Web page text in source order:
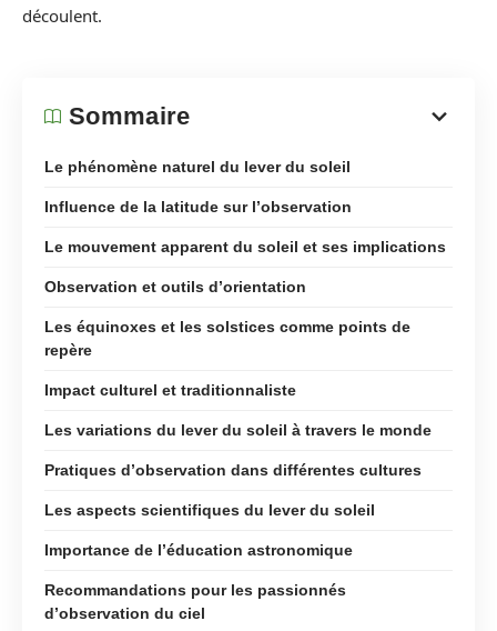
découlent.
Sommaire
Le phénomène naturel du lever du soleil
Influence de la latitude sur l’observation
Le mouvement apparent du soleil et ses implications
Observation et outils d’orientation
Les équinoxes et les solstices comme points de
repère
Impact culturel et traditionnaliste
Les variations du lever du soleil à travers le monde
Pratiques d’observation dans différentes cultures
Les aspects scientifiques du lever du soleil
Importance de l’éducation astronomique
Recommandations pour les passionnés
d’observation du ciel